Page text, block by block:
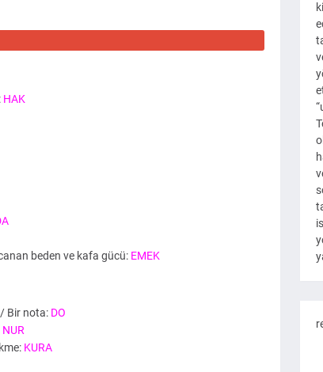
HAK
beden ve kafa gücü: EMEK
/ Bir nota: DO
NUR
KURA